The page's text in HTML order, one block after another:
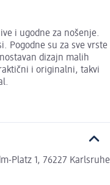
i ugodne za nošenje.
Pogodne su za sve vrste
dizajn malih
i originalni, takvi
Platz 1, 76227 Karlsruhe